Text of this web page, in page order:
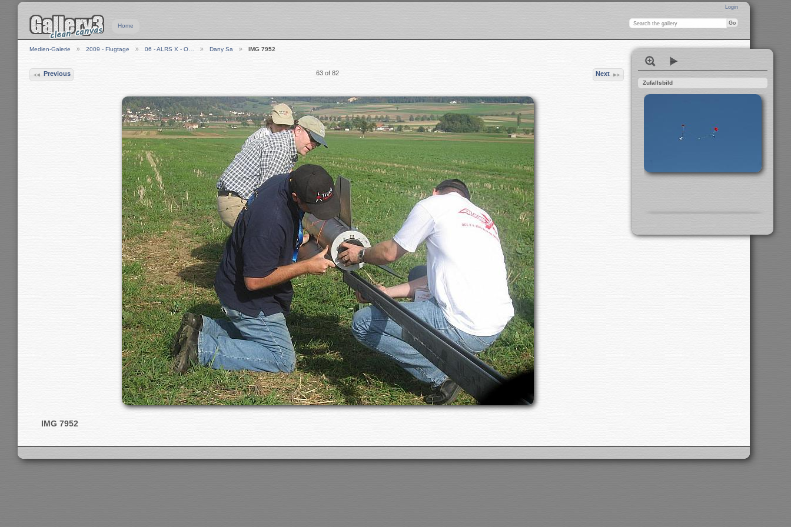
Login
Home
Medien-Galerie 2009 - Flugtage 06 - ALRS X - O… Dany Sa IMG 7952
Previous 63 of 82 Next
IMG 7952
Zufallsbild